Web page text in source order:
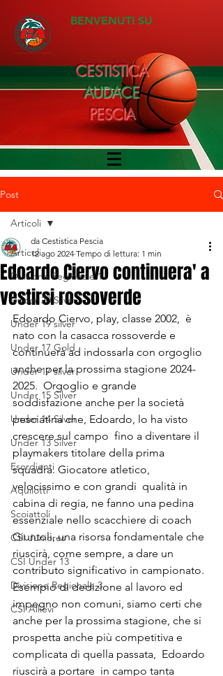
BENVENUTI SU
CESTISTICA
AUDACE
PESCIA
Post
Articoli
Divisione Regionale 1
Under 20 Silver
Under 19 silver
Under 17 Gold
Under 17 silver
Under 15 Silver
Under 14 Silver
Under 13 Silver
Esordienti
Aquilotti
Scoiattoli
CSI Juniores
CSI Under 13
Divisione Regionale 3
CSI Allievi
Articoli
Edoardo Ciervo continuera' a
vestirsi rossoverde
da Cestistica Pescia
12 ago 2024 Tempo di lettura: 1 min
Edoardo Ciervo, play, classe 2002,  è
nato con la casacca rossoverde e
continuerà ad indossarla con orgoglio
anche per la prossima stagione 2024-
2025.  Orgoglio e grande
soddisfazione anche per la società
pesciatina che, Edoardo, lo ha visto
crescere sul campo  fino a diventare il
playmakers titolare della prima
squadra. Giocatore atletico,
velocissimo e con grandi  qualità in
cabina di regia, ne fanno una pedina
essenziale nello scacchiere di coach
Giuntoli, una risorsa fondamentale che
riuscirà, come sempre, a dare un
contributo significativo in campionato.
Esempio di dedizione al lavoro ed
impegno non comuni, siamo certi che
anche per la prossima stagione, che si
prospetta anche più competitiva e
complicata di quella passata,  Edoardo
riuscirà a portare  in campo tanta